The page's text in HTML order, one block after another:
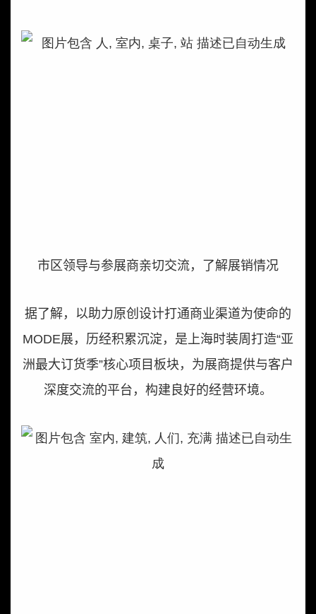
市区领导与参展商亲切交流，了解展销情况
据了解，以助力原创设计打通商业渠道为使命的
MODE展，历经积累沉淀，是上海时装周打造“亚
洲最大订货季”核心项目板块，为展商提供与客户
深度交流的平台，构建良好的经营环境。